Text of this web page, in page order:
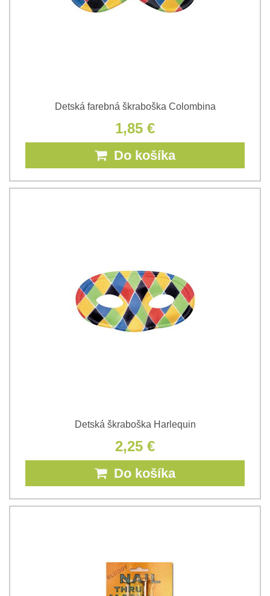
Detská farebná škraboška Colombina
1,85 €
Do košíka
Detská škraboška Harlequin
2,25 €
Do košíka